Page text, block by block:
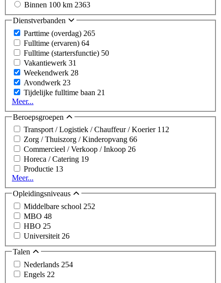
Binnen 100 km 2363
Dienstverbanden
Parttime (overdag) 265
Fulltime (ervaren) 64
Fulltime (startersfunctie) 50
Vakantiewerk 31
Weekendwerk 28
Avondwerk 23
Tijdelijke fulltime baan 21
Meer...
Beroepsgroepen
Transport / Logistiek / Chauffeur / Koerier 112
Zorg / Thuiszorg / Kinderopvang 66
Commercieel / Verkoop / Inkoop 26
Horeca / Catering 19
Productie 13
Meer...
Opleidingsniveaus
Middelbare school 252
MBO 48
HBO 25
Universiteit 26
Talen
Nederlands 254
Engels 22